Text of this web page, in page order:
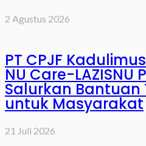
2 Agustus 2026
PT CPJF
NU Care-
Salurkan Bantuan
untuk Masyarakat
21 Juli 2026